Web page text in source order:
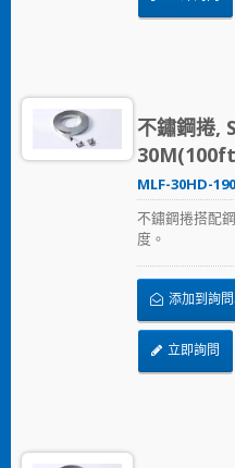
不鏽鋼捲,
MLF-30HD-
不鏽鋼捲搭配
度。
添加到詢
立即詢問